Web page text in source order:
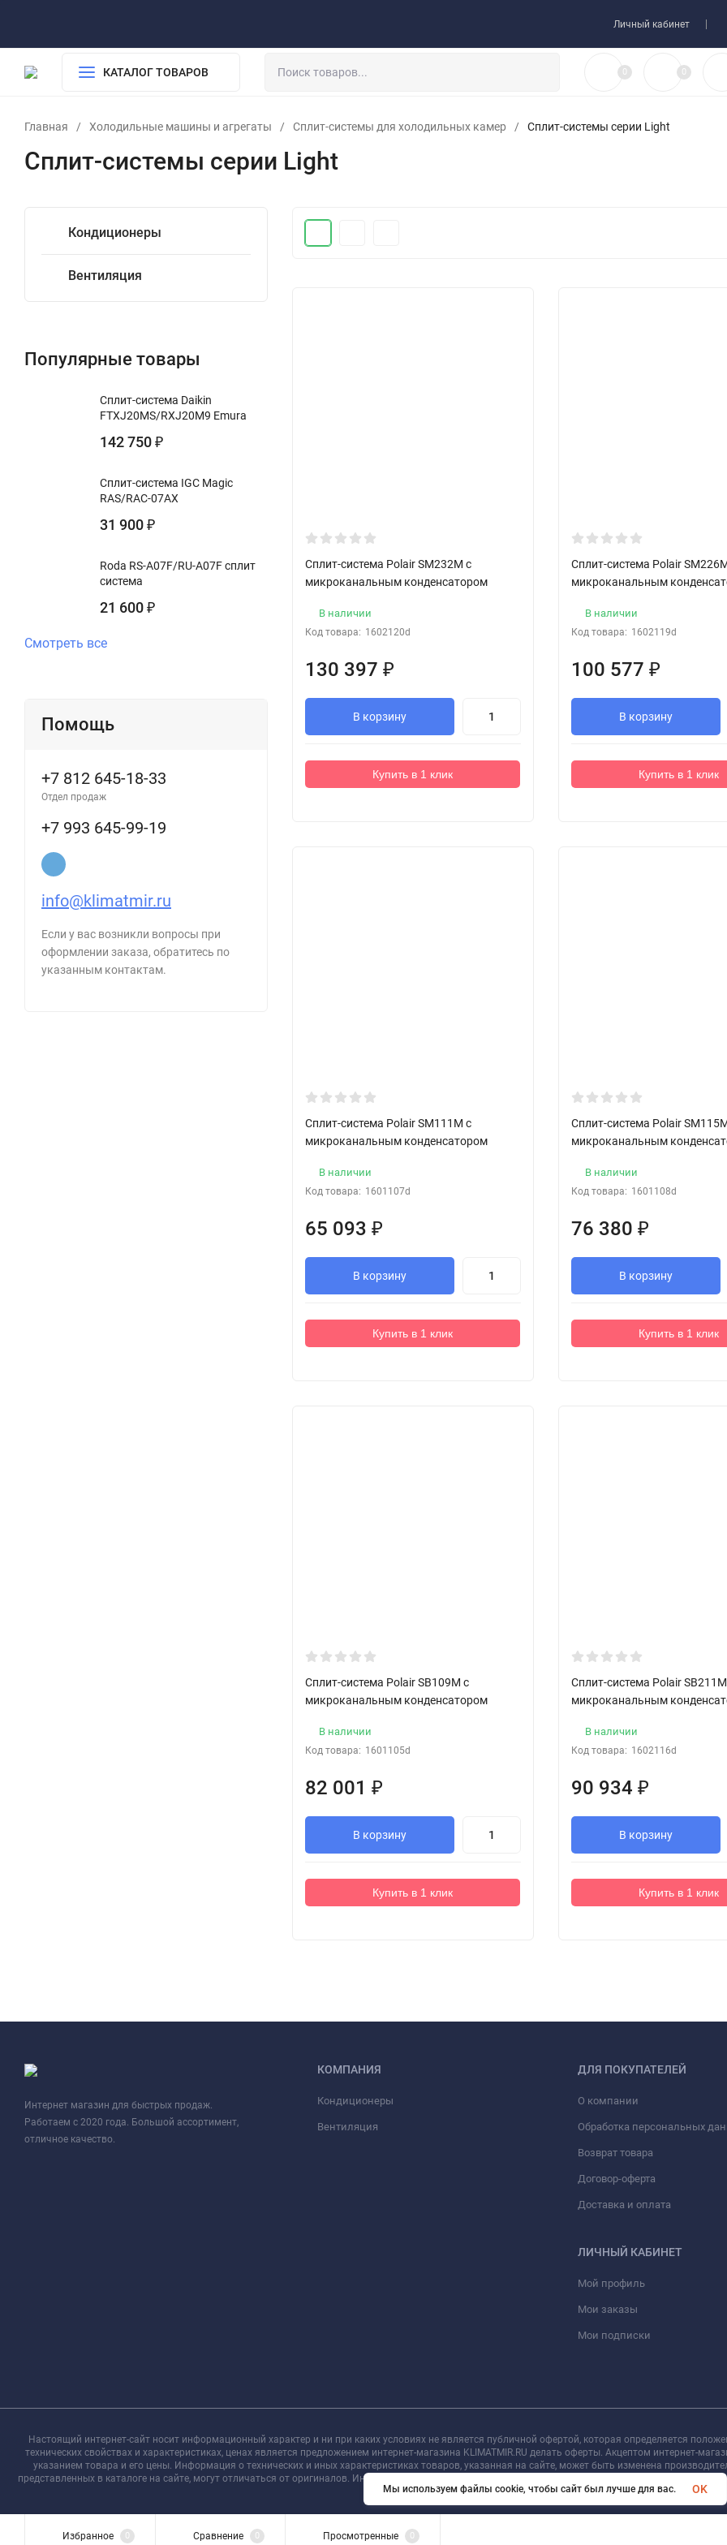
Доставка и оплата
Личный кабинет
КАТАЛОГ ТОВАРОВ 0 0
Главная / Холодильные машины и агрегаты / Сплит-системы для холодильных камер / Сплит-системы серии Light
Сплит-системы серии Light
Кондиционеры
Вентиляция
Популярные товары
Cплит-система Daikin
FTXJ20MS/RXJ20M9 Emura
142 750 ₽
Cплит-система IGC Magic
RAS/RAC-07AX
31 900 ₽
Roda RS-A07F/RU-A07F сплит
система
21 600 ₽
Смотреть все
Помощь
+7 812 645-18-33
Отдел продаж
+7 993 645-99-19
info@klimatmir.ru
Если у вас возникли вопросы при
оформлении заказа, обратитесь по
указанным контактам.
Сплит-система Polair SM232M с
микроканальным конденсатором
В наличии
Код товара: 1602120d
130 397 ₽
В корзину
Купить в 1 клик
Сплит-система Polair
микроканальным
В наличии
Код товара: 1602119d
100 577 ₽
В корзину
Купить в 1 клик
Сплит-система Polair SM111M с
микроканальным конденсатором
В наличии
Код товара: 1601107d
65 093 ₽
В корзину
Купить в 1 клик
Сплит-система Polair
микроканальным
В наличии
Код товара: 1601108d
76 380 ₽
В корзину
Купить в 1 клик
Сплит-система Polair SB109M с
микроканальным конденсатором
В наличии
Код товара: 1601105d
82 001 ₽
В корзину
Купить в 1 клик
Сплит-система Polair
микроканальным
В наличии
Код товара: 1602116d
90 934 ₽
В корзину
Купить в 1 клик
Интернет магазин для быстрых продаж.
Работаем с 2020 года. Большой ассортимент,
отличное качество.
КОМПАНИЯ
Кондиционеры
Вентиляция
ДЛЯ ПОКУПАТЕЛЕЙ
О компании
Обработка персональных
Возврат товара
Договор-оферта
Доставка и оплата
ЛИЧНЫЙ КАБИНЕТ
Мой профиль
Мои заказы
Мои подписки
Настоящий интернет-сайт носит информационный характер и ни при каких условиях не является публичной офертой, которая определяется
технических свойствах и характеристиках, ценах является предложением интернет-магазина KLIMATMIR.RU делать оферты. Акцептом интернет-
указанием товара и его цены. Информация о технических и иных характеристиках товаров, указанная на сайте, может быть изменена
представленных в каталоге на сайте, могут отличаться от оригиналов. Информация о цене товара, указанная в каталоге на сайте, может
Избранное 0 Сравнение 0 Просмотренные 0
Мы используем файлы cookie, чтобы сайт был лучше для вас. OK